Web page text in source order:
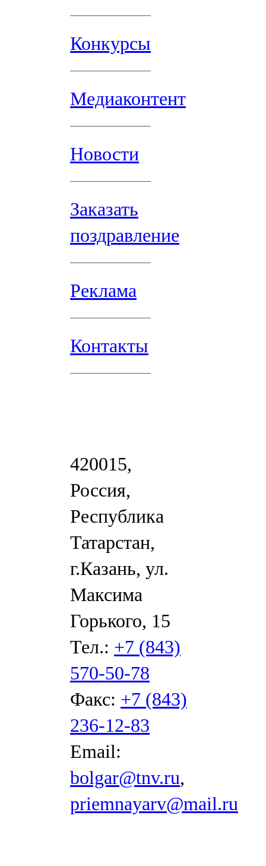
Конкурсы
Медиаконтент
Новости
Заказать
поздравление
Реклама
Контакты
420015,
Россия,
Республика
Татарстан,
г.Казань, ул.
Максима
Горького, 15
Тел.: +7 (843)
570-50-78
Факс: +7 (843)
236-12-83
Email:
bolgar@tnv.ru,
priemnayarv@mail.ru